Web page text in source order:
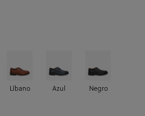
Líbano Azul Negro